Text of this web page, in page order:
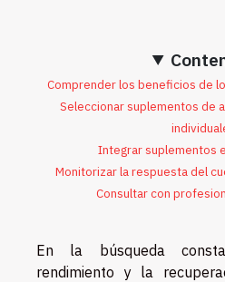
Comprender los beneficios de
Seleccionar suplementos de
Integrar suplementos
Monitorizar la respuesta del
Consultar con
En la búsqueda
rendimiento y la